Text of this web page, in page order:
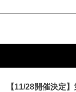
【11/28開催決定】